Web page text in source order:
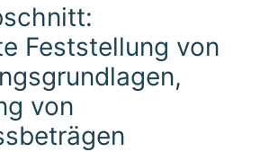
Feststellung von
von